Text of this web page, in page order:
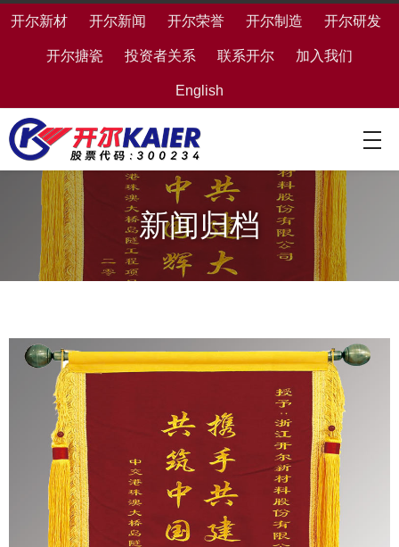
开尔新材 开尔新闻 开尔荣誉 开尔制造 开尔研发
开尔搪瓷 投资者关系 联系开尔 加入我们
English
新闻归档